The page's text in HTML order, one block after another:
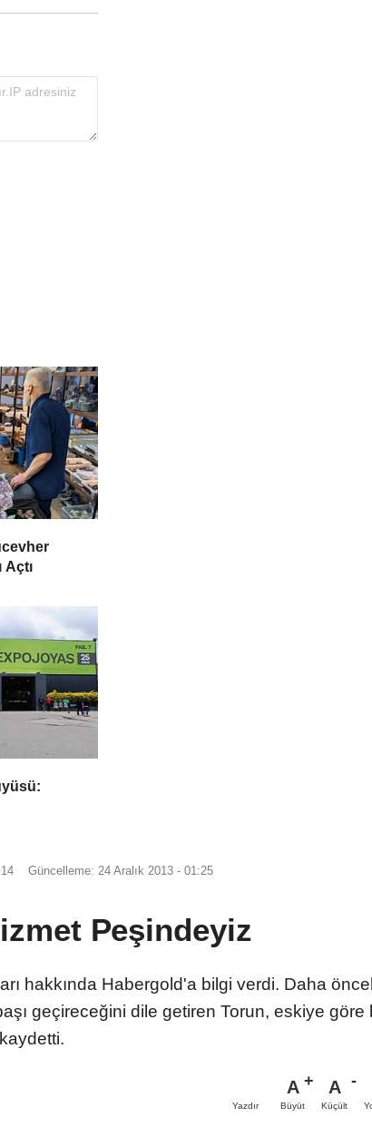
Açtı
Güncelleme: 24 Aralık 2013 - 01:25
Peşindeyiz
hakkında Habergold'a bilgi verdi. Daha
geçireceğini dile getiren Torun, eskiye göre
Yazdır
A
Büyüt
A
Küçült